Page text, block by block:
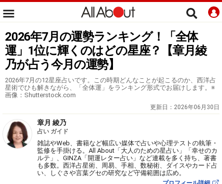
2026年7月の運勢ランキング！「全体
運」1位に輝くのはどの星座？【章月綾
乃が占う今月の運勢】
2026年7月の12星座占いです。この時期どんなことが起こるのか、西洋占
星術でひも解きながら、「全体運」をランキング形式でお届けします。※
画像：Shutterstock.com
更新日： 2026年06月30日
章月 綾乃
占い ガイド
雑誌やWeb、書籍など幅広い媒体で占いや心理テストの執筆・
監修を手掛ける。All About「大人のための星占い」「幸せのカ
ルテ」、GINZA「開運レター占い」など連載を多く持ち、著書
も多数。西洋占星術、周易、手相、数秘術、ダイスやカード占
い、しぐさや言葉グセの研究など守備範囲は広め。